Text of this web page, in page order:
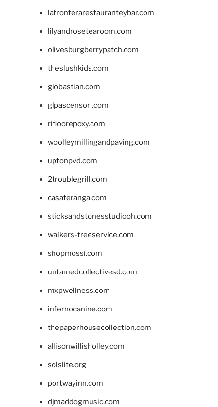
lafronterarestauranteybar.com
lilyandrosetearoom.com
olivesburgberrypatch.com
theslushkids.com
giobastian.com
glpascensori.com
rifloorepoxy.com
woolleymillingandpaving.com
uptonpvd.com
2troublegrill.com
casateranga.com
sticksandstonesstudiooh.com
walkers-treeservice.com
shopmossi.com
untamedcollectivesd.com
mxpwellness.com
infernocanine.com
thepaperhousecollection.com
allisonwillisholley.com
solslite.org
portwayinn.com
djmaddogmusic.com